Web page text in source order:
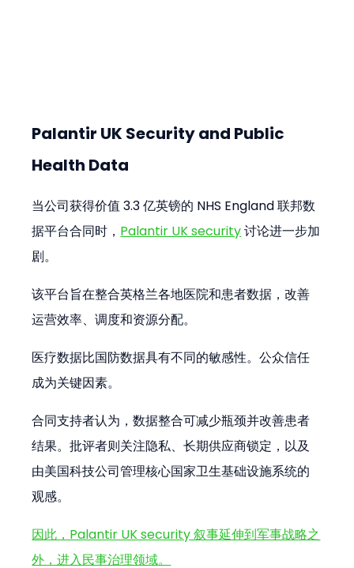
Palantir UK Security and Public
Health Data
当公司获得价值 3.3 亿英镑的 NHS England 联邦数
据平台合同时， Palantir UK security 讨论进一步加
剧。
该平台旨在整合英格兰各地医院和患者数据，改善
运营效率、调度和资源分配。
医疗数据比国防数据具有不同的敏感性。公众信任
成为关键因素。
合同支持者认为，数据整合可减少瓶颈并改善患者
结果。批评者则关注隐私、长期供应商锁定，以及
由美国科技公司管理核心国家卫生基础设施系统的
观感。
因此，Palantir UK security 叙事延伸到军事战略之
外，进入民事治理领域。